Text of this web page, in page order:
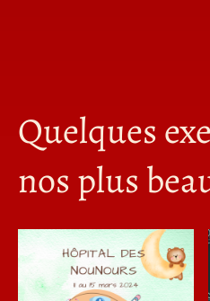
Quelques
nos plus